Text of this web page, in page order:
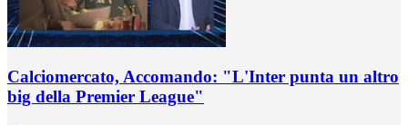
Calciomercato, Accomando: "L'Inter punta un altro
big della Premier League"